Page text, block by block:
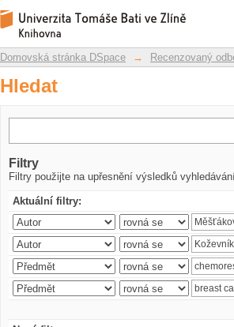
Hledat
Repozitář DSpace/Manakin
Domovská stránka DSpace → Recenzovaný
Hledat
Filtry
Filtry použijte na upřesnění výsledků
Aktuální filtry: